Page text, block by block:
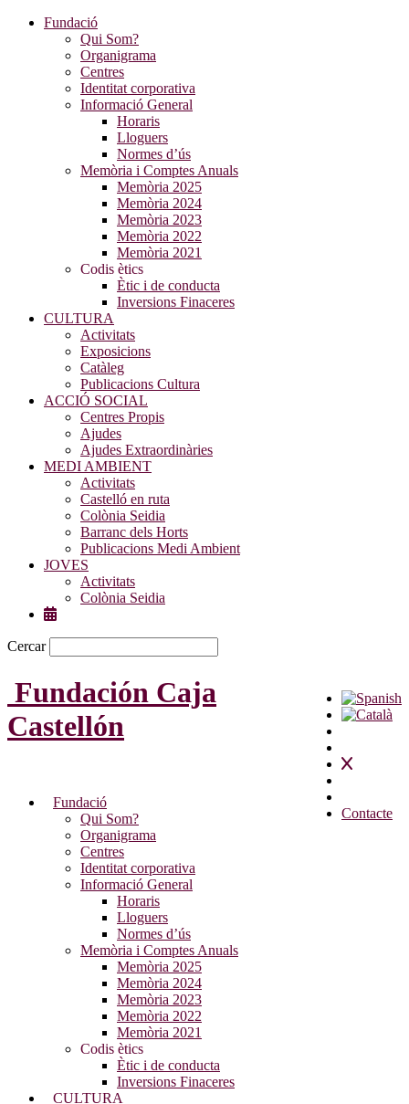
Fundació
Qui Som?
Organigrama
Centres
Identitat corporativa
Informació General
Horaris
Lloguers
Normes d’ús
Memòria i Comptes Anuals
Memòria 2025
Memòria 2024
Memòria 2023
Memòria 2022
Memòria 2021
Codis ètics
Ètic i de conducta
Inversions Finaceres
CULTURA
Activitats
Exposicions
Catàleg
Publicacions Cultura
ACCIÓ SOCIAL
Centres Propis
Ajudes
Ajudes Extraordinàries
MEDI AMBIENT
Activitats
Castelló en ruta
Colònia Seidia
Barranc dels Horts
Publicacions Medi Ambient
JOVES
Activitats
Colònia Seidia
Cercar
Contacte
Fundación Caja
Castellón
Fundació
Qui Som?
Organigrama
Centres
Identitat corporativa
Informació General
Horaris
Lloguers
Normes d’ús
Memòria i Comptes Anuals
Memòria 2025
Memòria 2024
Memòria 2023
Memòria 2022
Memòria 2021
Codis ètics
Ètic i de conducta
Inversions Finaceres
CULTURA